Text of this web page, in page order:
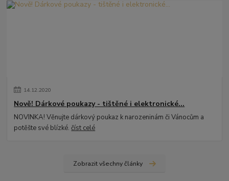
14.12.2020
Nově! Dárkové poukazy - tištěné i elektronické...
NOVINKA! Věnujte dárkový poukaz k narozeninám či Vánocům a
potěšte své blízké.číst celé
Zobrazit všechny články